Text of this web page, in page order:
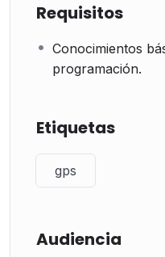
Requisitos
Conocimientos
programación.
Etiquetas
gps
Audiencia